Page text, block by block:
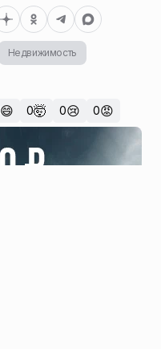
Недвижимость
😄 0🤯 0😢 0😡